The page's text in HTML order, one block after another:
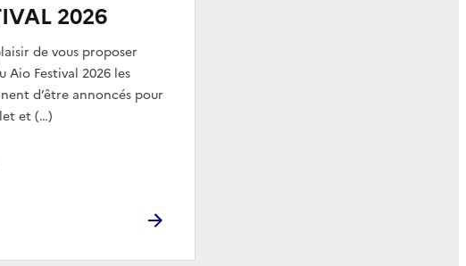
2026
de vous proposer
Aio Festival 2026 les
d’être annoncés pour
et (…)